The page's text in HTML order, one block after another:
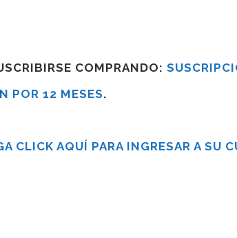
COMPRANDO:
POR 12 MESES.
CLICK AQUÍ PARA INGRESAR A SU